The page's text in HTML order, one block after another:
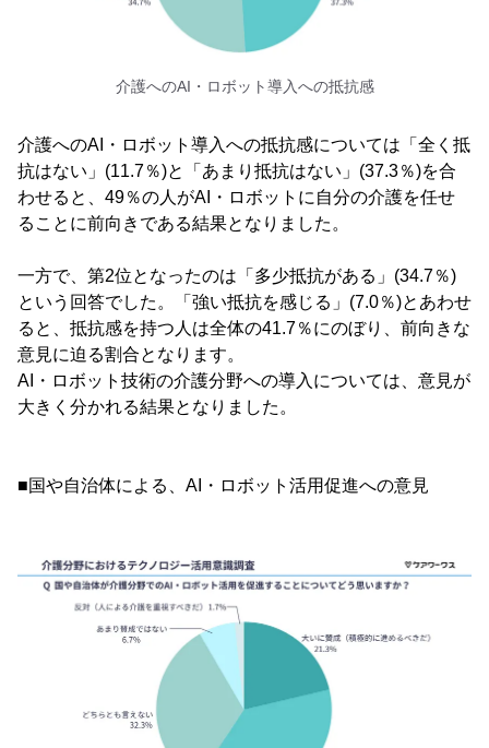
介護へのAI・ロボット導入への抵抗感
介護へのAI・ロボット導入への抵抗感については「全く抵
抗はない」(11.7％)と「あまり抵抗はない」(37.3％)を合
わせると、49％の人がAI・ロボットに自分の介護を任せ
ることに前向きである結果となりました。
一方で、第2位となったのは「多少抵抗がある」(34.7％)
という回答でした。「強い抵抗を感じる」(7.0％)とあわせ
ると、抵抗感を持つ人は全体の41.7％にのぼり、前向きな
意見に迫る割合となります。
AI・ロボット技術の介護分野への導入については、意見が
大きく分かれる結果となりました。
■国や自治体による、AI・ロボット活用促進への意見